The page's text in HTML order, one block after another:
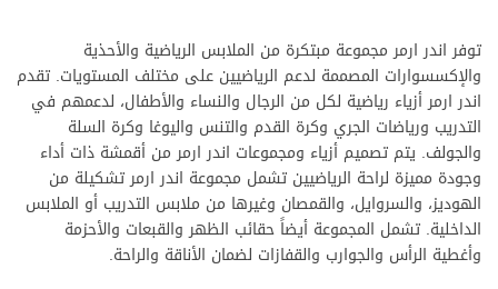
توفر اندر ارمر مجموعة مبتكرة من الملابس الرياضية والأحذية
والإكسسوارات المصممة لدعم الرياضيين على مختلف المستويات. تقدم
اندر ارمر أزياء رياضية لكل من الرجال والنساء والأطفال، لدعمهم في
التدريب ورياضات الجري وكرة القدم والتنس واليوغا وكرة السلة
والجولف. يتم تصميم أزياء ومجموعات اندر ارمر من أقمشة ذات أداء
وجودة مميزة لراحة الرياضيين تشمل مجموعة اندر ارمر تشكيلة من
الهوديز، والسروايل، والقمصان وغيرها من ملابس التدريب أو الملابس
الداخلية. تشمل المجموعة أيضاً حقائب الظهر والقبعات والأحزمة
وأغطية الرأس والجوارب والقفازات لضمان الأناقة والراحة.